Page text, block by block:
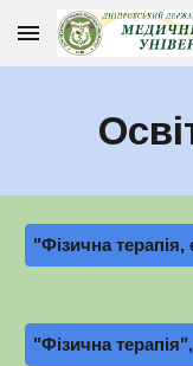
Skip to main content